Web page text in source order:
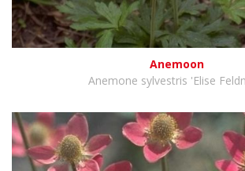
Anemoon
Anemone sylvestris 'Elise